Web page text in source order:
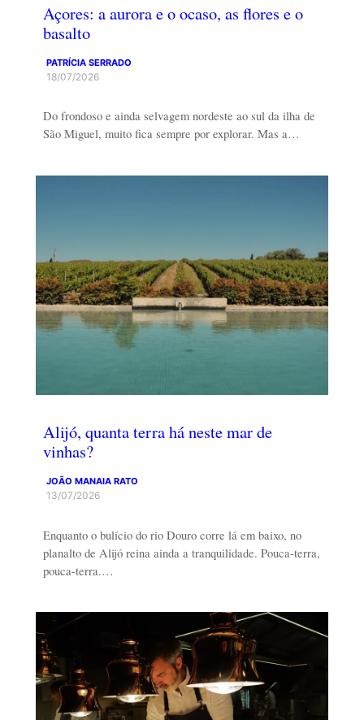
Açores: a aurora e o ocaso, as flores e o
basalto
PATRÍCIA SERRADO
18/07/2026
Do frondoso e ainda selvagem nordeste ao sul da ilha de
São Miguel, muito fica sempre por explorar. Mas a…
Alijó, quanta terra há neste mar de
vinhas?
JOÃO MANAIA RATO
13/07/2026
Enquanto o bulício do rio Douro corre lá em baixo, no
planalto de Alijó reina ainda a tranquilidade. Pouca-terra,
pouca-terra.…